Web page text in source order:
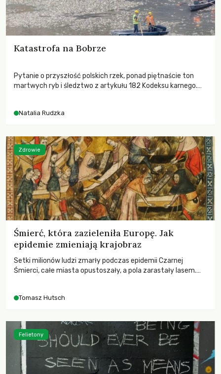
Katastrofa na Bobrze
Pytanie o przyszłość polskich rzek, ponad piętnaście ton
martwych ryb i śledztwo z artykułu 182 Kodeksu karnego.
zdarzeń prowadzących do biologicznej śmierci rzeki.
Natalia Rudzka
Śmierć, która zazieleniła Europę. Jak
epidemie zmieniają krajobraz
Setki milionów ludzi zmarły podczas epidemii Czarnej
Śmierci, całe miasta opustoszały, a pola zarastały lasem.
największych katastrof w swoich dziejach.
Tomasz Hutsch
Zdrowie
Felietony